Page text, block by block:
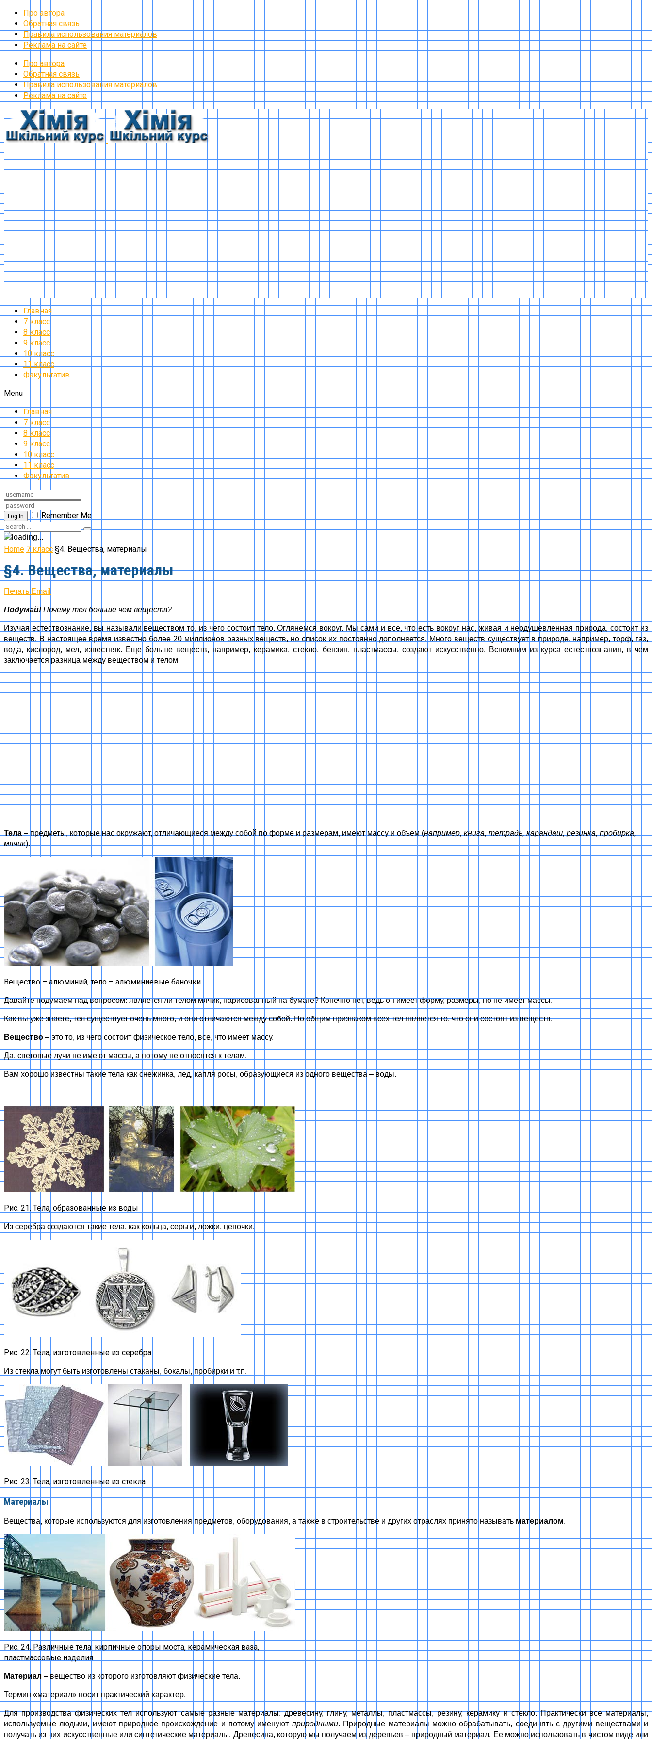
Про автора
Обратная связь
Правила использования материалов
Реклама на сайте
Про автора
Обратная связь
Правила использования материалов
Реклама на сайте
Главная
7 класс
8 класс
9 класс
10 класс
11 класс
Факультатив
Menu
Главная
7 класс
8 класс
9 класс
10 класс
11 класс
Факультатив
Log In Remember Me
Home 7 класс §4. Вещества, материалы
§4. Вещества, материалы
Печать Email
Подумай! Почему тел больше чем веществ?
Изучая естествознание, вы называли веществом то, из чего состоит тело. Оглянемся вокруг. Мы сами и все, что есть вокруг нас, живая и неодушевленная природа, состоит из
веществ. В настоящее время известно более 20 миллионов разных веществ, но список их постоянно дополняется. Много веществ существует в природе, например, торф, газ,
вода, кислород, мел, известняк. Еще больше веществ, например, керамика, стекло, бензин, пластмассы, создают искусственно. Вспомним из курса естествознания, в чем
заключается разница между веществом и телом.
Тела – предметы, которые нас окружают, отличающиеся между собой по форме и размерам, имеют массу и объем (например, книга, тетрадь, карандаш, резинка, пробирка,
мячик).
Вещество – алюминий, тело – алюминиевые баночки
Давайте подумаем над вопросом: является ли телом мячик, нарисованный на бумаге? Конечно нет, ведь он имеет форму, размеры, но не имеет массы.
Как вы уже знаете, тел существует очень много, и они отличаются между собой. Но общим признаком всех тел является то, что они состоят из веществ.
Вещество– это то, из чего состоит физическое тело, все, что имеет массу.
Да, световые лучи не имеют массы, а потому не относятся к телам.
Вам хорошо известны такие тела как снежинка, лед, капля росы, образующиеся из одного вещества – воды.
Рис. 21. Тела, образованные из воды
Из серебра создаются такие тела, как кольца, серьги, ложки, цепочки.
Рис. 22. Тела, изготовленные из серебра
Из стекла могут быть изготовлены стаканы, бокалы, пробирки и т.п.
Рис. 23. Тела, изготовленные из стекла
Материалы
Вещества, которые используются для изготовления предметов, оборудования, а также в строительстве и других отраслях принято называтьматериалом.
Рис. 24. Различные тела: кирпичные опоры моста, керамическая ваза,
пластмассовые изделия
Материал – вещество из которого изготовляют физические тела.
Термин «материал» носит практический характер.
Для производства физических тел используют самые разные материалы: древесину, глину, металлы, пластмассы, резину, керамику и стекло. Практически все материалы,
используемые людьми, имеют природное происхождение и потому именуютприродными. Природные материалы можно обрабатывать, соединять с другими веществами и
получать из них искусственные или синтетические материалы. Древесина, которую мы получаем из деревьев – природный материал. Ее можно использовать в чистом виде или